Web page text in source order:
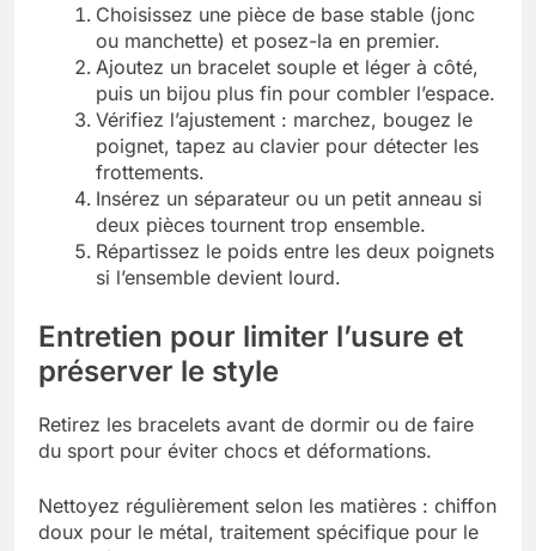
Choisissez une pièce de base stable (jonc
ou manchette) et posez-la en premier.
Ajoutez un bracelet souple et léger à côté,
puis un bijou plus fin pour combler l’espace.
Vérifiez l’ajustement : marchez, bougez le
poignet, tapez au clavier pour détecter les
frottements.
Insérez un séparateur ou un petit anneau si
deux pièces tournent trop ensemble.
Répartissez le poids entre les deux poignets
si l’ensemble devient lourd.
Entretien pour limiter l’usure et
préserver le style
Retirez les bracelets avant de dormir ou de faire
du sport pour éviter chocs et déformations.
Nettoyez régulièrement selon les matières : chiffon
doux pour le métal, traitement spécifique pour le